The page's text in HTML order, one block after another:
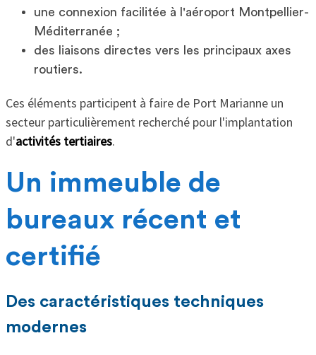
une connexion facilitée à l'aéroport Montpellier-
Méditerranée ;
des liaisons directes vers les principaux axes
routiers.
Ces éléments participent à faire de Port Marianne un
secteur particulièrement recherché pour l'implantation
d'activités tertiaires.
Un immeuble de
bureaux récent et
certifié
Des caractéristiques techniques
modernes